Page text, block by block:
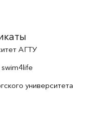
АГТУ
университета